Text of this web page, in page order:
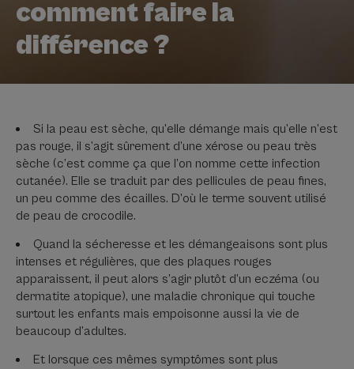
comment faire la
différence ?
Si la peau est sèche, qu’elle démange mais qu’elle n’est
pas rouge, il s’agit sûrement d’une xérose ou peau très
sèche (c’est comme ça que l’on nomme cette infection
cutanée). Elle se traduit par des pellicules de peau fines,
un peu comme des écailles. D’où le terme souvent utilisé
de peau de crocodile.
Quand la sécheresse et les démangeaisons sont plus
intenses et régulières, que des plaques rouges
apparaissent, il peut alors s’agir plutôt d’un eczéma (ou
dermatite atopique), une maladie chronique qui touche
surtout les enfants mais empoisonne aussi la vie de
beaucoup d’adultes.
Et lorsque ces mêmes symptômes sont plus